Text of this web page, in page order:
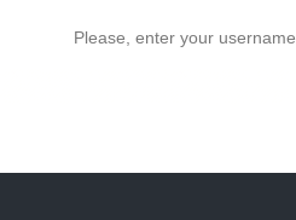
Please, enter your username.